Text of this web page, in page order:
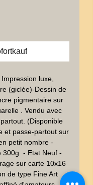
luxe,
(giclée)-Dessin de
pigmentaire sur
. Vendu avec
(Disponible
et passe-partout sur
petit nombre -
300g  - Etat Neuf -
sur carte 10x16
de type Fine Art